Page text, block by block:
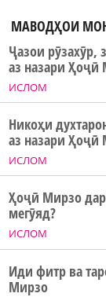
МАВОДҲОИ
ИСЛОМ
Ҷазои рӯзахӯр,
аз назари Ҳоҷӣ
ИСЛОМ
Никоҳи
аз назари Ҳоҷӣ
ИСЛОМ
Ҳоҷӣ Мирзо
мегӯяд?
Иди фитр ва
Мирзо